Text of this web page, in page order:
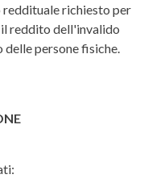
richiesto per
reddito dell'invalido
persone fisiche.